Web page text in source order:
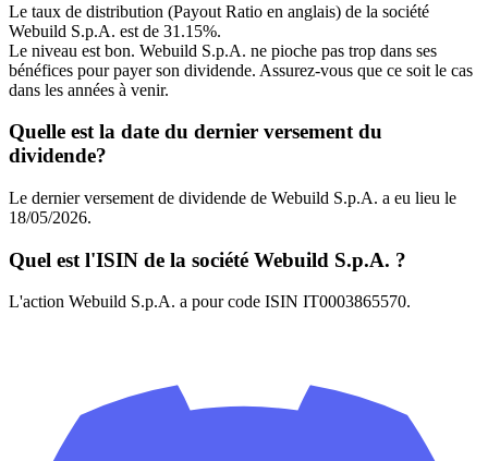
Le taux de distribution (Payout Ratio en anglais) de la société
Webuild S.p.A. est de 31.15%.
Le niveau est bon. Webuild S.p.A. ne pioche pas trop dans ses
bénéfices pour payer son dividende. Assurez-vous que ce soit le cas
dans les années à venir.
Quelle est la date du dernier versement du
dividende?
Le dernier versement de dividende de Webuild S.p.A. a eu lieu le
18/05/2026.
Quel est l'ISIN de la société Webuild S.p.A. ?
L'action Webuild S.p.A. a pour code ISIN IT0003865570.